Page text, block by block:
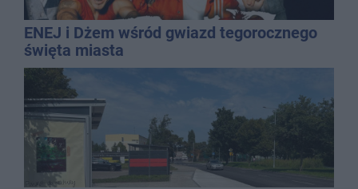
ENEJ i Dżem wśród gwiazd tegorocznego
święta miasta